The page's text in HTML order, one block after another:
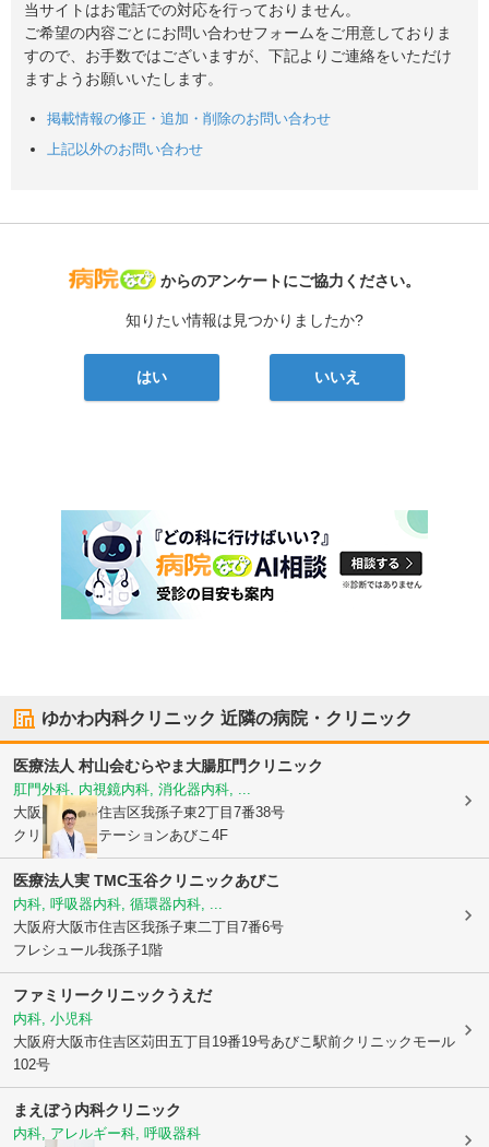
当サイトはお電話での対応を行っておりません。
ご希望の内容ごとにお問い合わせフォームをご用意しておりま
すので、お手数ではございますが、下記よりご連絡をいただけ
ますようお願いいたします。
掲載情報の修正・追加・削除のお問い合わせ
上記以外のお問い合わせ
病院なび
からのアンケートにご協力ください。
知りたい情報は見つかりましたか?
はい いいえ
ゆかわ内科クリニック 近隣の病院・クリニック
医療法人 村山会むらやま大腸肛門クリニック
肛門外科, 内視鏡内科, 消化器内科, ...
大阪府大阪市住吉区我孫子東2丁目7番38号
クリニックステーションあびこ4F
医療法人実 TMC玉谷クリニックあびこ
内科, 呼吸器内科, 循環器内科, ...
大阪府大阪市住吉区我孫子東二丁目7番6号
フレシュール我孫子1階
ファミリークリニックうえだ
内科, 小児科
大阪府大阪市住吉区苅田五丁目19番19号あびこ駅前クリニックモール
102号
まえぼう内科クリニック
内科, アレルギー科, 呼吸器科